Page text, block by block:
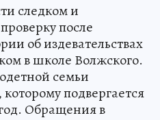
следком и
после
об издевательствах
в школе Волжского.
семьи
подвергается
Обращения в